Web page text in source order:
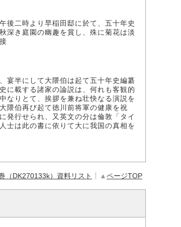
後二時より早稲田邸に於て、五十年史
深き庭園の幽趣を賞し、殊に菊花は淡
宴半にして大隈伯は起て五十年史編纂
に載する諸家の論説は、何れも客観的
なりとて、挨拶を兼ね壮快なる演説を
隈伯再び起て徳川前将軍の健康を祝
発行せられ、又英文の分は倫敦「タイ
士は此の書に依りて大に我国の真相を
（DK270133k）資料リスト ▲ページTOP